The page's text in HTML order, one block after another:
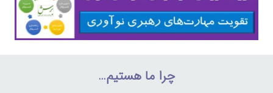
چرا ما هستیم…